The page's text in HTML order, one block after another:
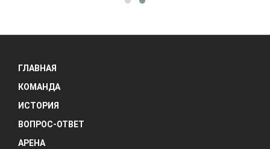
ГЛАВНАЯ
КОМАНДА
ИСТОРИЯ
ВОПРОС-ОТВЕТ
АРЕНА